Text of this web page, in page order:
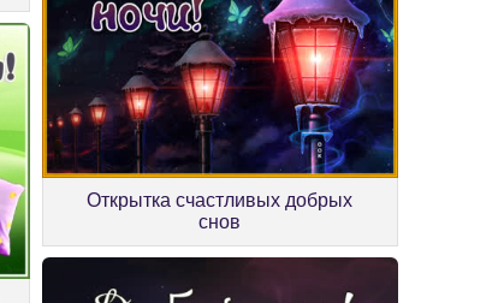
Открытка счастливых добрых
снов